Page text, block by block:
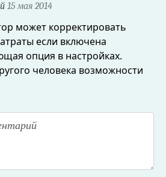
15 мая 2014
может корректировать
если включена
опция в настройках.
человека возможности